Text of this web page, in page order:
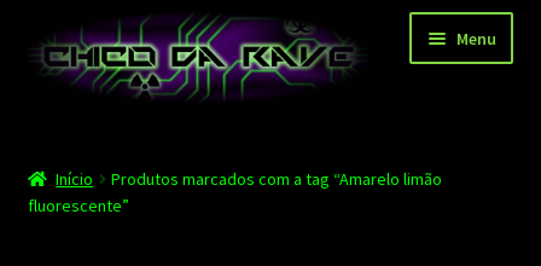
para
navegação
para
Menu
Depoimentos
Início
Produtos marcados com a tag “Amarelo limão
fluorescente”